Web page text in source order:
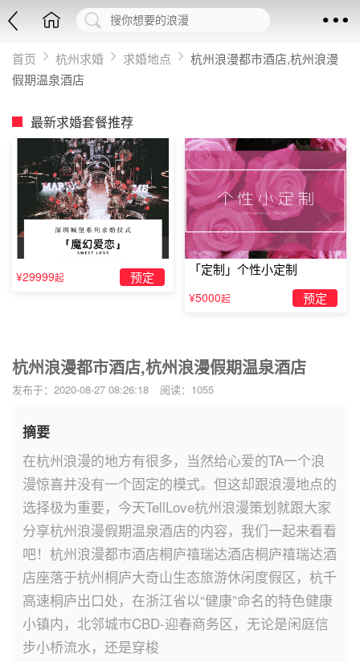
首页 杭州求婚 求婚地点
杭州浪漫都市酒店,杭州浪漫
假期温泉酒店
最新求婚套餐推荐
¥29999起 预定 「定制」个性小定制
¥5000起 预定
杭州浪漫都市酒店,杭州浪漫假期温泉酒店
发布于：2020-08-27 08:26:18 阅读：1055
摘要
在杭州浪漫的地方有很多，当然给心爱的TA一个浪
漫惊喜并没有一个固定的模式。但这却跟浪漫地点的
选择极为重要，今天TellLove杭州浪漫策划就跟大家
分享杭州浪漫假期温泉酒店的内容，我们一起来看看
吧！杭州浪漫都市酒店桐庐禧瑞达酒店桐庐禧瑞达酒
店座落于杭州桐庐大奇山生态旅游休闲度假区，杭千
高速桐庐出口处，在浙江省以“健康”命名的特色健康
小镇内，北邻城市CBD-迎春商务区，无论是闲庭信
步小桥流水，还是穿梭